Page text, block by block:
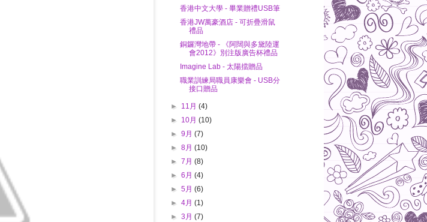
香港中文大學 - 畢業贈禮USB筆
香港JW萬豪酒店 - 可折疊滑鼠
禮品
銅鑼灣地帶 - 《阿闊與多黛陸運
會2012》別注版廣告杯禮品
Imagine Lab - 太陽擋贈品
職業訓練局職員康樂會 - USB分
接口贈品
► 11月(4)
► 10月(10)
►9月(7)
►8月(10)
►7月(8)
►6月(4)
►5月(6)
►4月(1)
►3月(7)